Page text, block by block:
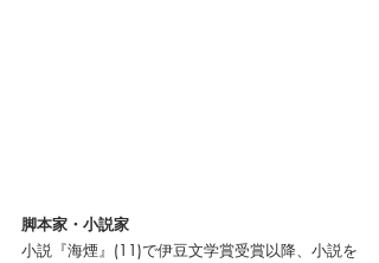
脚本家・小説家
小説『海煙』(11)で伊豆文学賞受賞以降、小説を